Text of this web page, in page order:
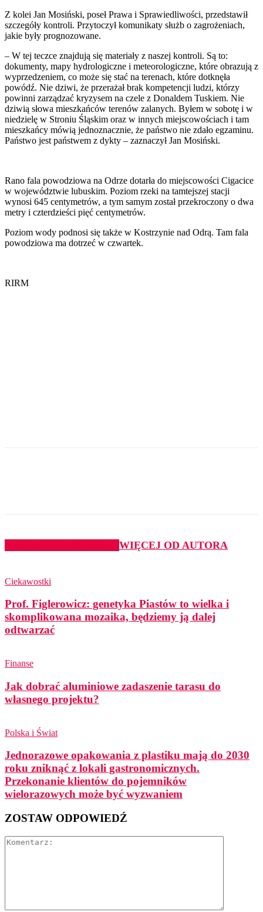
Z kolei Jan Mosiński, poseł Prawa i Sprawiedliwości, przedstawił
szczegóły kontroli. Przytoczył komunikaty służb o zagrożeniach,
jakie były prognozowane.
– W tej teczce znajdują się materiały z naszej kontroli. Są to:
dokumenty, mapy hydrologiczne i meteorologiczne, które obrazują z
wyprzedzeniem, co może się stać na terenach, które dotknęła
powódź. Nie dziwi, że przerażał brak kompetencji ludzi, którzy
powinni zarządzać kryzysem na czele z Donaldem Tuskiem. Nie
dziwią słowa mieszkańców terenów zalanych. Byłem w sobotę i w
niedzielę w Stroniu Śląskim oraz w innych miejscowościach i tam
mieszkańcy mówią jednoznacznie, że państwo nie zdało egzaminu.
Państwo jest państwem z dykty – zaznaczył Jan Mosiński.
Rano fala powodziowa na Odrze dotarła do miejscowości Cigacice
w województwie lubuskim. Poziom rzeki na tamtejszej stacji
wynosi 645 centymetrów, a tym samym został przekroczony o dwa
metry i czterdzieści pięć centymetrów.
Poziom wody podnosi się także w Kostrzynie nad Odrą. Tam fala
powodziowa ma dotrzeć w czwartek.
RIRM
WIĘCEJ OD AUTORA
Ciekawostki
Prof. Figlerowicz: genetyka Piastów to wielka i
skomplikowana mozaika, będziemy ją dalej
odtwarzać
Finanse
Jak dobrać aluminiowe zadaszenie tarasu do
własnego projektu?
Polska i Świat
Jednorazowe opakowania z plastiku mają do 2030
roku zniknąć z lokali gastronomicznych.
Przekonanie klientów do pojemników
wielorazowych może być wyzwaniem
ZOSTAW ODPOWIEDŹ